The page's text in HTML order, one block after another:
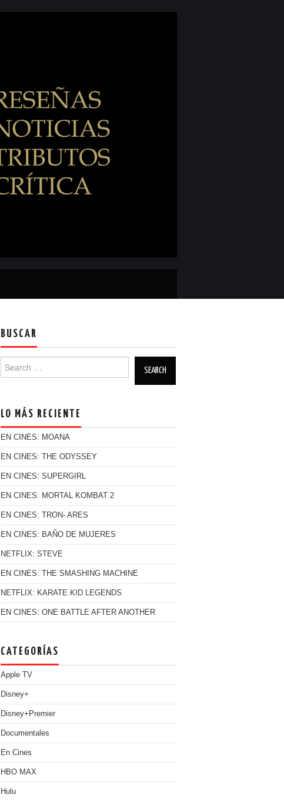
BUSCAR
Search for:
LO MÁS RECIENTE
EN CINES: MOANA
EN CINES: THE ODYSSEY
EN CINES: SUPERGIRL
EN CINES: MORTAL KOMBAT 2
EN CINES: TRON- ARES
EN CINES: BAÑO DE MUJERES
NETFLIX: STEVE
EN CINES: THE SMASHING MACHINE
NETFLIX: KARATE KID LEGENDS
EN CINES: ONE BATTLE AFTER ANOTHER
CATEGORÍAS
Apple TV
Disney+
Disney+Premier
Documentales
En Cines
HBO MAX
Hulu